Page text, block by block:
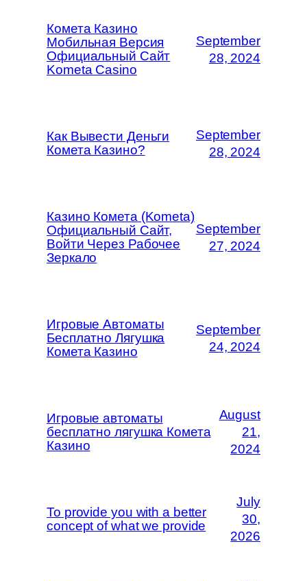
Комета Казино
Мобильная Версия
Официальный Сайт
Kometa Casino
September
28, 2024
Как Вывести Деньги
Комета Казино?
September
28, 2024
Казино Комета (Kometa)
Официальный Сайт,
Войти Через Рабочее
Зеркало
September
27, 2024
Игровые Автоматы
Бесплатно Лягушка
Комета Казино
September
24, 2024
Игровые автоматы
бесплатно лягушка Комета
Казино
August
21,
2024
To provide you with a better
concept of what we provide
July
30,
2026